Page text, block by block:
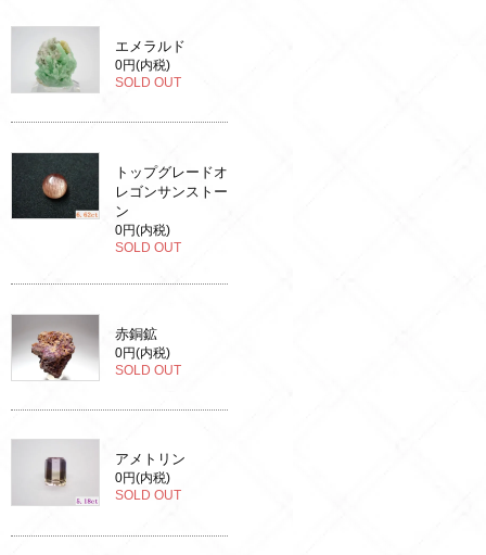
エメラルド
0円(内税)
SOLD OUT
トップグレードオ
レゴンサンストー
ン
0円(内税)
SOLD OUT
赤銅鉱
0円(内税)
SOLD OUT
アメトリン
0円(内税)
SOLD OUT